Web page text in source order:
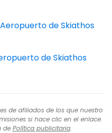
de Skiathos
de Skiathos
de afiliados de los que nuestro
si hace clic en el enlace.
de Política publicitaria.